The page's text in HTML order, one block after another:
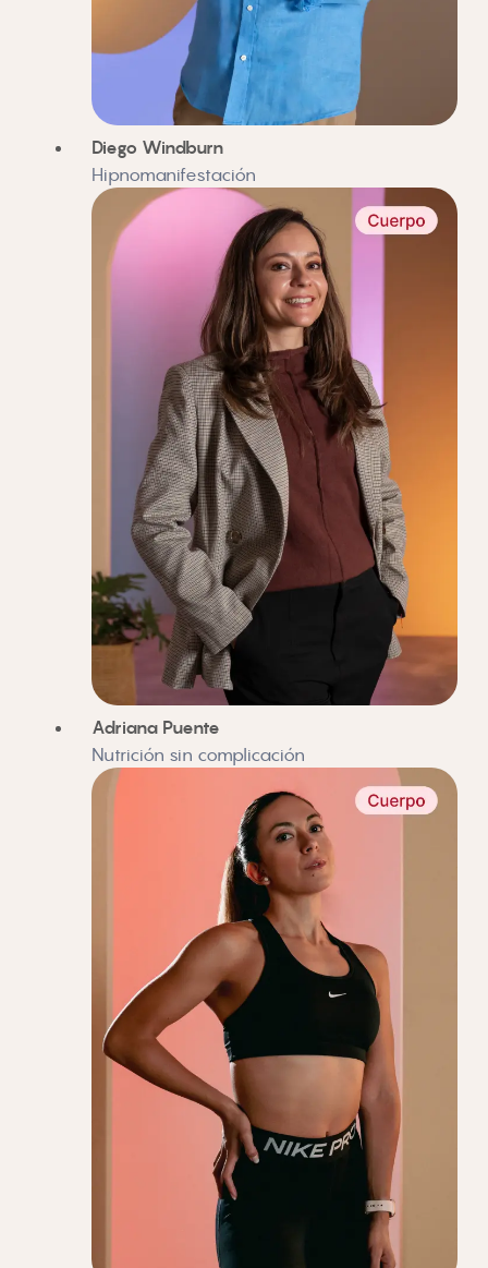
Diego Windburn
Hipnomanifestación
Adriana Puente
Nutrición sin complicación